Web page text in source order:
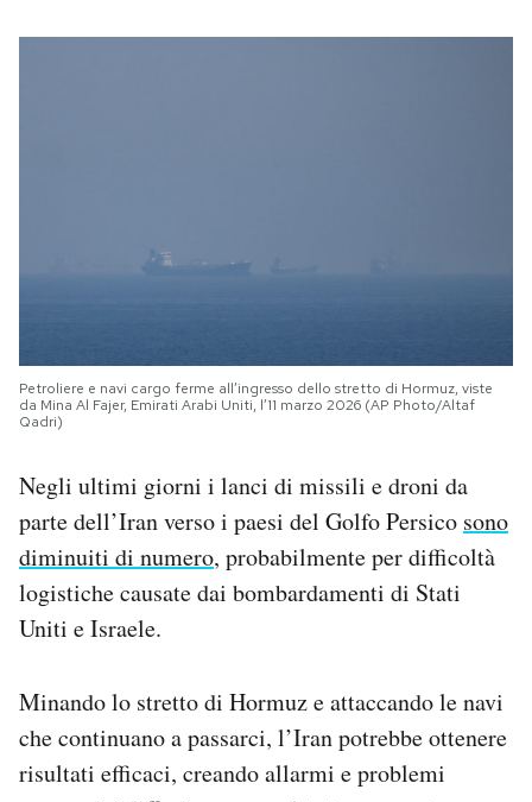
Petroliere e navi cargo ferme all’ingresso dello stretto di Hormuz, viste
da Mina Al Fajer, Emirati Arabi Uniti, l’11 marzo 2026 (AP Photo/Altaf
Qadri)
Negli ultimi giorni i lanci di missili e droni da
parte dell’Iran verso i paesi del Golfo Persico sono
diminuiti di numero, probabilmente per difficoltà
logistiche causate dai bombardamenti di Stati
Uniti e Israele.
Minando lo stretto di Hormuz e attaccando le navi
che continuano a passarci, l’Iran potrebbe ottenere
risultati efficaci, creando allarmi e problemi